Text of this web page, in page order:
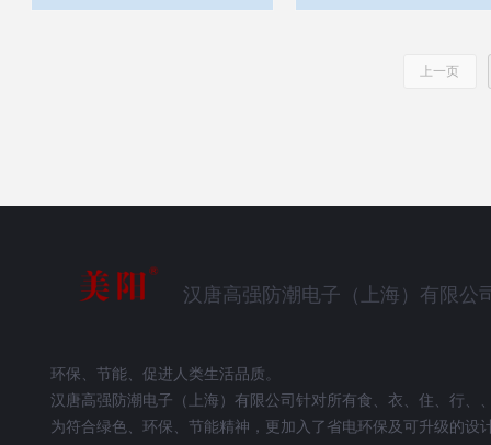
动控制氮气的填充，进而达到有效
动控制氮气的填充，进而达
上一页
环保、节能、促进人类生活品质。
汉唐高强防潮电子（上海）有限公司针对所有食、衣、住、行
为符合绿色、环保、节能精神，更加入了省电环保及可升级的设
汉唐高强防潮电子（上海）有限公